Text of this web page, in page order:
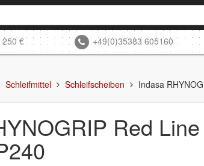
250 € +49(0)35383 605160
Schleifmittel Schleifscheiben Indasa
Red